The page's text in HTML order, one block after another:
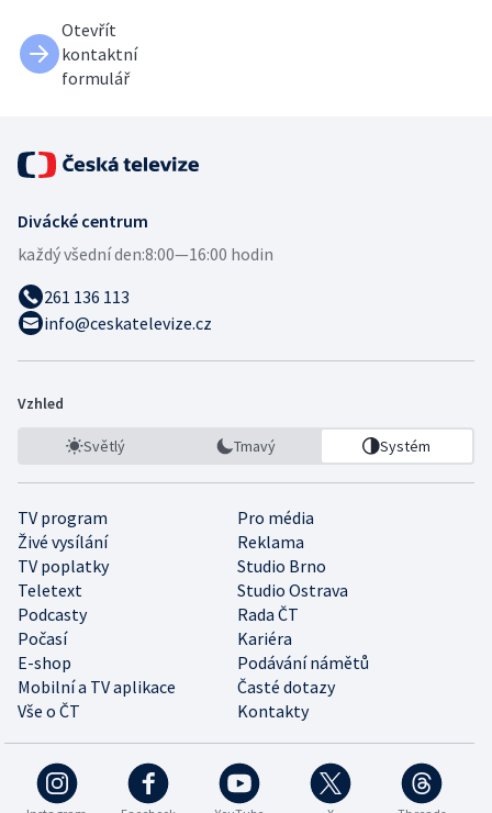
Otevřít
kontaktní
formulář
Divácké centrum
každý všední den:8:00—16:00 hodin
261 136 113
info@ceskatelevize.cz
Vzhled
Světlý Tmavý Systém
TV program
Pro média
Živé vysílání
Reklama
TV poplatky
Studio Brno
Teletext
Studio Ostrava
Podcasty
Rada ČT
Počasí
Kariéra
E-shop
Podávání námětů
Mobilní a TV aplikace
Časté dotazy
Vše o ČT
Kontakty